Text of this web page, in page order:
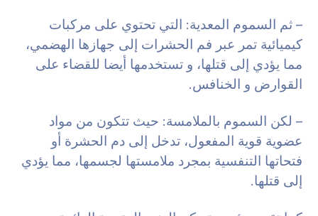
– ثم السموم المعدية: التي تحتوي على مركبات
كيميائية تمر عبر فم الحشرات إلى جهازها الهضمي،
مما يؤدي إلى قتلها، و تستخدمها أيضا للقضاء على
القوارض و الخنافس.
– لكن السموم بالملامسة: حيث تتكون من مواد
عضوية قوية المفعول، تدخل إلى دم الحشرة أو
فتحاتها التنفسية بمجرد ملامستها لجسمها، مما يؤدي
إلى قتلها.